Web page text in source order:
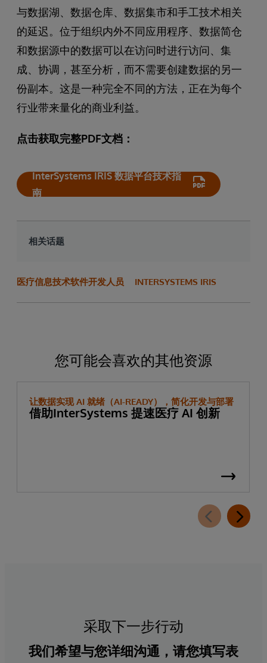
与数据湖、数据仓库、数据集市和手工技术相关
的延迟。位于组织内外不同应用程序、数据简仓
和数据源中的数据可以在访问时进行访问、集
成、协调，甚至分析，而不需要创建数据的另一
份副本。这是一种完全不同的方法，正在为每个
行业带来量化的商业利益。
点击获取完整PDF文档：
InterSystems IRIS 数据平台技术指
南
相关话题
医疗信息技术软件开发人员 INTERSYSTEMS IRIS
您可能会喜欢的其他资源
让数据实现 AI 就绪（AI-READY），简化开发与部署
借助InterSystems 提速医疗 AI 创新
采取下一步行动
我们希望与您详细沟通，请您填写表